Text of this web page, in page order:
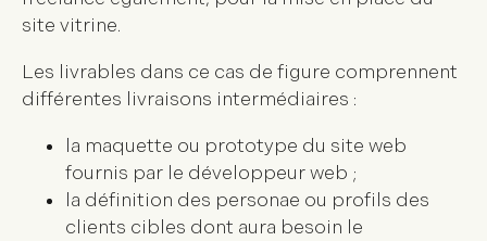
site vitrine.
Les livrables dans ce cas de figure comprennent
différentes livraisons intermédiaires :
la maquette ou prototype du site web
fournis par le développeur web ;
la définition des personae ou profils des
clients cibles dont aura besoin le